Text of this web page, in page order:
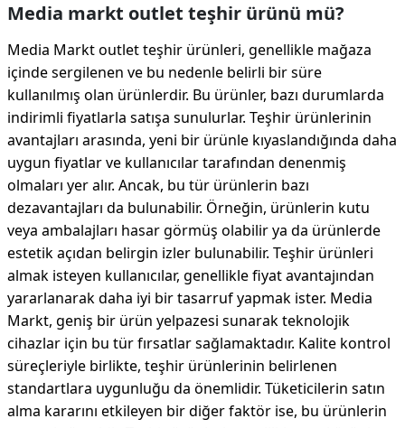
Media markt outlet teşhir ürünü mü?
Media Markt outlet teşhir ürünleri, genellikle mağaza
içinde sergilenen ve bu nedenle belirli bir süre
kullanılmış olan ürünlerdir. Bu ürünler, bazı durumlarda
indirimli fiyatlarla satışa sunulurlar. Teşhir ürünlerinin
avantajları arasında, yeni bir ürünle kıyaslandığında daha
uygun fiyatlar ve kullanıcılar tarafından denenmiş
olmaları yer alır. Ancak, bu tür ürünlerin bazı
dezavantajları da bulunabilir. Örneğin, ürünlerin kutu
veya ambalajları hasar görmüş olabilir ya da ürünlerde
estetik açıdan belirgin izler bulunabilir. Teşhir ürünleri
almak isteyen kullanıcılar, genellikle fiyat avantajından
yararlanarak daha iyi bir tasarruf yapmak ister. Media
Markt, geniş bir ürün yelpazesi sunarak teknolojik
cihazlar için bu tür fırsatlar sağlamaktadır. Kalite kontrol
süreçleriyle birlikte, teşhir ürünlerinin belirlenen
standartlara uygunluğu da önemlidir. Tüketicilerin satın
alma kararını etkileyen bir diğer faktör ise, bu ürünlerin